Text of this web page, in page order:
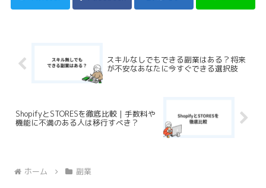
スキルなしでもできる副業はある？将来
が不安なあなたに今すぐできる選択肢
ShopifyとSTORESを徹底比較｜手数料や
機能に不満のある人は移行すべき？
ホーム 副業